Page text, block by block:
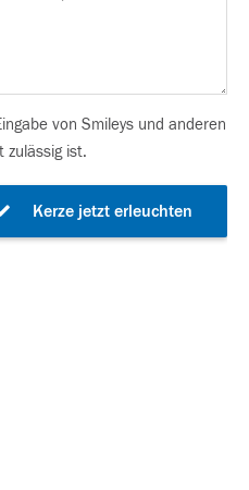
von Smileys und anderen
zulässig ist.
Kerze jetzt erleuchten